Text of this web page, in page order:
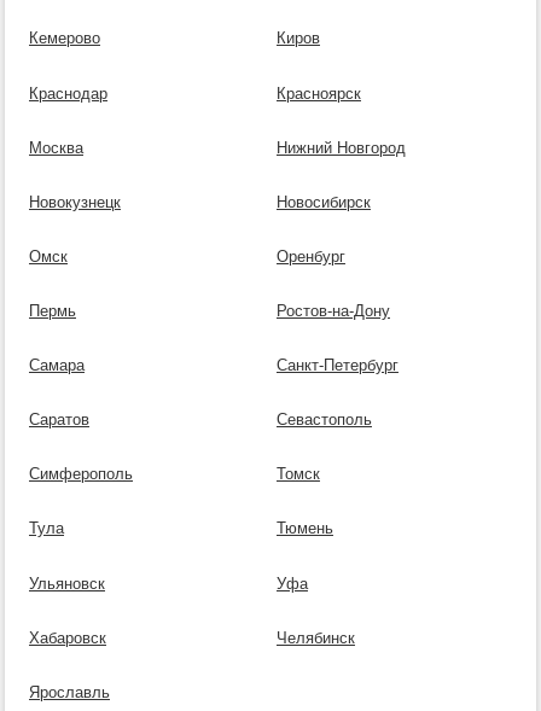
Кемерово Киров
Краснодар Красноярск
Москва Нижний Новгород
Новокузнецк Новосибирск
Омск Оренбург
Пермь Ростов-на-Дону
Самара Санкт-Петербург
Саратов Севастополь
Симферополь Томск
Тула Тюмень
Ульяновск Уфа
Хабаровск Челябинск
Ярославль